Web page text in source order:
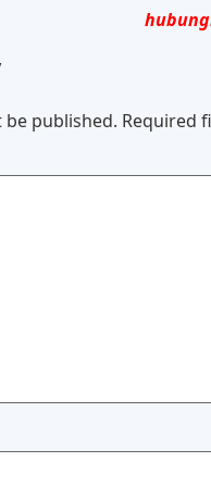
published. Required